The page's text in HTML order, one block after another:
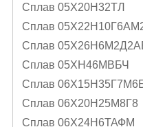
Сплав 05X20H32TЛ
Сплав
Сплав
Сплав 05ХН46МВБЧ
Сплав
Сплав 06Х20Н25М8Г8
Сплав 06Х24Н6ТАФМ